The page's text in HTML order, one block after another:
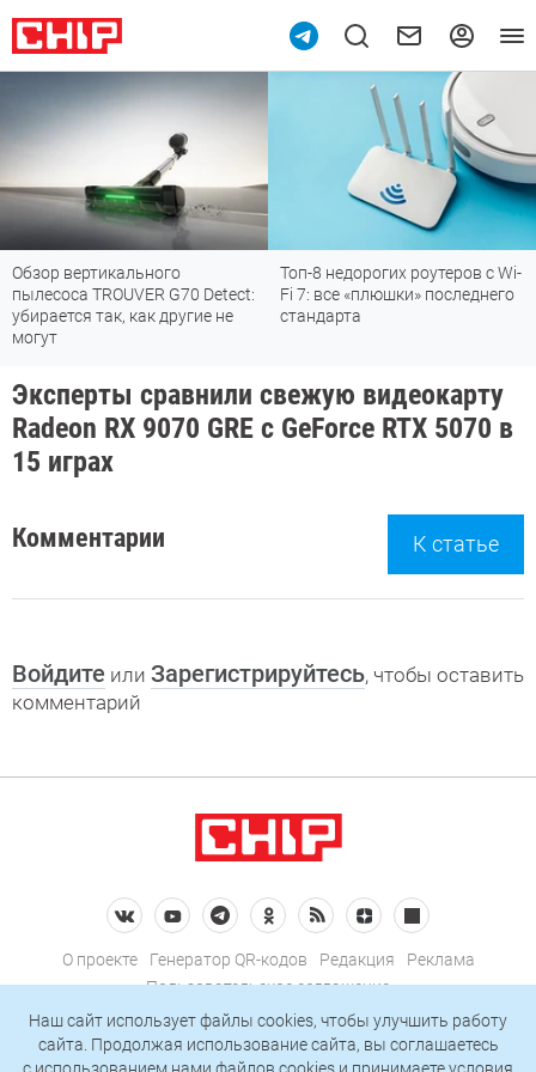
Обзор вертикального
пылесоса TROUVER G70 Detect:
убирается так, как другие не
могут
Топ-8 недорогих роутеров с Wi-
Fi 7: все «плюшки» последнего
стандарта
Эксперты сравнили свежую видеокарту
Radeon RX 9070 GRE с GeForce RTX 5070 в
15 играх
Комментарии К статье
Войдите или Зарегистрируйтесь, чтобы оставить
комментарий
О проекте Генератор QR-кодов Редакция
Реклама
Пользовательское соглашение
Политика конфиденциальности
Подписаться на рассылку
Наш сайт использует файлы cookies, чтобы улучшить работу
сайта. Продолжая использование сайта, вы соглашаетесь